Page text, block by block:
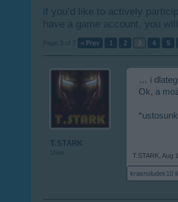
if you’d like to actively
have a game account, you
Page 3 of 7 < Prev 1 2 3 4 5
T.STARK
User
… i
Ok, a
T.STARK Aug
krasnoludek10